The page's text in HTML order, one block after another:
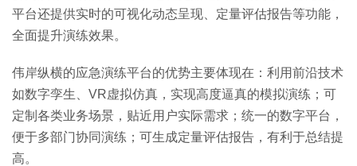
平台还提供实时的可视化动态呈现、定量评估报告等功能，
全面提升演练效果。
伟岸纵横的应急演练平台的优势主要体现在：利用前沿技术
如数字孪生、VR虚拟仿真，实现高度逼真的模拟演练；可
定制各类业务场景，贴近用户实际需求；统一的数字平台，
便于多部门协同演练；可生成定量评估报告，有利于总结提
高。